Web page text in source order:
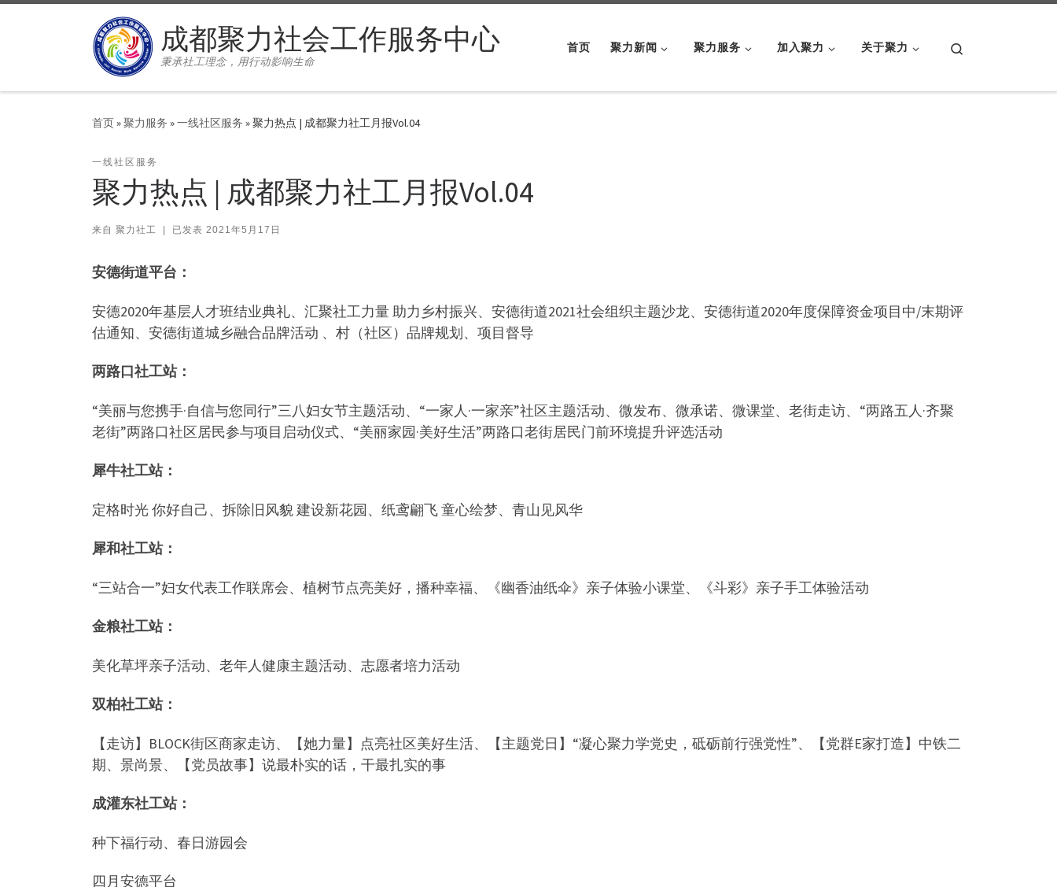
成都聚力社会工作服务中心
秉承社工理念，用行动影响生命
首页 聚力新闻 聚力服务 加入聚力 关于聚力
首页»聚力服务 »一线社区服务 »聚力热点 | 成都聚力社工月报Vol.04
一线社区服务
聚力热点 | 成都聚力社工月报Vol.04
来自 聚力社工 已发表 2021年5月17日
安德街道平台：
安德2020年基层人才班结业典礼、汇聚社工力量 助力乡村振兴、安德街道2021社会组织主题沙龙、安德街道2020年度保障资金项目中/末期评
估通知、安德街道城乡融合品牌活动 、村（社区）品牌规划、项目督导
两路口社工站：
“美丽与您携手·自信与您同行”三八妇女节主题活动、“一家人·一家亲”社区主题活动、微发布、微承诺、微课堂、老街走访、“两路五人·齐聚
老街”两路口社区居民参与项目启动仪式、“美丽家园·美好生活”两路口老街居民门前环境提升评选活动
犀牛社工站：
定格时光 你好自己、拆除旧风貌 建设新花园、纸鸢翩飞 童心绘梦、青山见风华
犀和社工站：
“三站合一”妇女代表工作联席会、植树节点亮美好，播种幸福、《幽香油纸伞》亲子体验小课堂、《斗彩》亲子手工体验活动
金粮社工站：
美化草坪亲子活动、老年人健康主题活动、志愿者培力活动
双柏社工站：
【走访】BLOCK街区商家走访、【她力量】点亮社区美好生活、【主题党日】“凝心聚力学党史，砥砺前行强党性”、【党群E家打造】中铁二
期、景尚景、【党员故事】说最朴实的话，干最扎实的事
成灌东社工站：
种下福行动、春日游园会
四月安德平台